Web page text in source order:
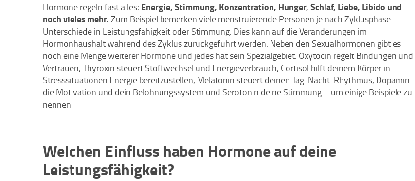
Hormone regeln fast alles: Energie, Stimmung, Konzentration, Hunger, Schlaf, Liebe, Libido und
noch vieles mehr. Zum Beispiel bemerken viele menstruierende Personen je nach Zyklusphase
Unterschiede in Leistungsfähigkeit oder Stimmung. Dies kann auf die Veränderungen im
Hormonhaushalt während des Zyklus zurückgeführt werden. Neben den Sexualhormonen gibt es
noch eine Menge weiterer Hormone und jedes hat sein Spezialgebiet. Oxytocin regelt Bindungen und
Vertrauen, Thyroxin steuert Stoffwechsel und Energieverbrauch, Cortisol hilft deinem Körper in
Stresssituationen Energie bereitzustellen, Melatonin steuert deinen Tag-Nacht-Rhythmus, Dopamin
die Motivation und dein Belohnungssystem und Serotonin deine Stimmung – um einige Beispiele zu
nennen.
Welchen Einfluss haben Hormone auf deine
Leistungsfähigkeit?